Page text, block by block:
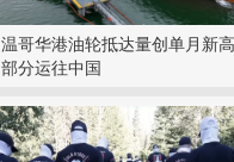
温哥华港油轮抵达量创单月新
部分运往中国